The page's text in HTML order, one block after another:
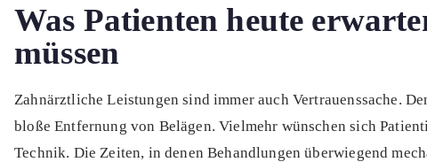
Was Patienten heute
müssen
Zahnärztliche Leistungen sind immer auch Vertrauenssache.
bloße Entfernung von Belägen. Vielmehr wünschen sich
Technik. Die Zeiten, in denen Behandlungen überwiegend